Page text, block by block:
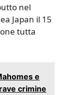
nel
Japan il 15
tutta
e
crimine